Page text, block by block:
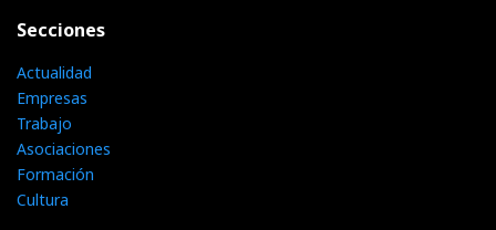
Secciones
Actualidad
Empresas
Trabajo
Asociaciones
Formación
Cultura